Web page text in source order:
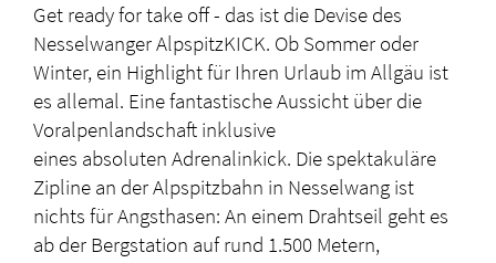
Get ready for take off - das ist die Devise des
Nesselwanger AlpspitzKICK. Ob Sommer oder
Winter, ein Highlight für Ihren Urlaub im Allgäu ist
es allemal. Eine fantastische Aussicht über die
Voralpenlandschaft inklusive
eines absoluten Adrenalinkick. Die spektakuläre
Zipline an der Alpspitzbahn in Nesselwang ist
nichts für Angsthasen: An einem Drahtseil geht es
ab der Bergstation auf rund 1.500 Metern,